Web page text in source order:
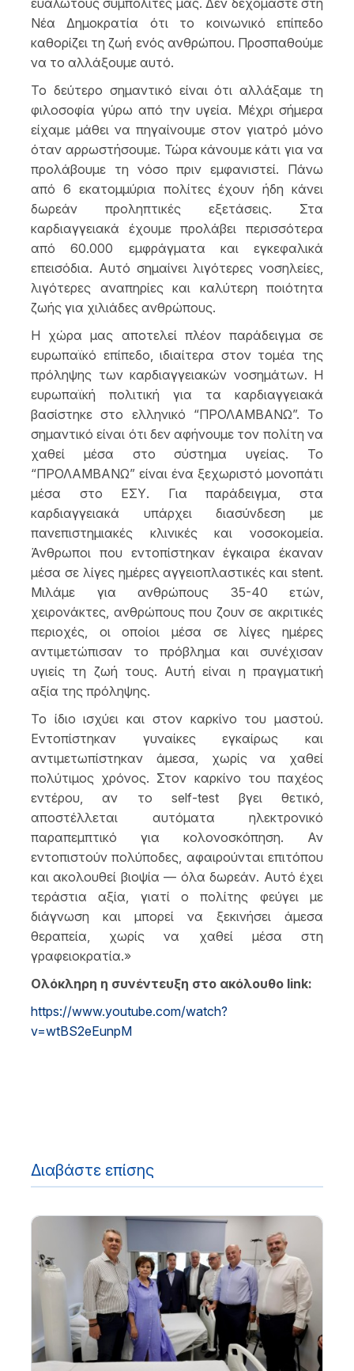
Νέα Δημοκρατία ότι το κοινωνικό επίπεδο
καθορίζει τη ζωή ενός ανθρώπου. Προσπαθούμε
να το αλλάξουμε αυτό.
Το δεύτερο σημαντικό είναι ότι αλλάξαμε τη
φιλοσοφία γύρω από την υγεία. Μέχρι σήμερα
είχαμε μάθει να πηγαίνουμε στον γιατρό μόνο
όταν αρρωστήσουμε. Τώρα κάνουμε κάτι για να
προλάβουμε τη νόσο πριν εμφανιστεί. Πάνω
από 6 εκατομμύρια πολίτες έχουν ήδη κάνει
δωρεάν προληπτικές εξετάσεις. Στα
καρδιαγγειακά έχουμε προλάβει περισσότερα
από 60.000 εμφράγματα και εγκεφαλικά
επεισόδια. Αυτό σημαίνει λιγότερες νοσηλείες,
λιγότερες αναπηρίες και καλύτερη ποιότητα
ζωής για χιλιάδες ανθρώπους.
Η χώρα μας αποτελεί πλέον παράδειγμα σε
ευρωπαϊκό επίπεδο, ιδιαίτερα στον τομέα της
πρόληψης των καρδιαγγειακών νοσημάτων. Η
ευρωπαϊκή πολιτική για τα καρδιαγγειακά
βασίστηκε στο ελληνικό “ΠΡΟΛΑΜΒΑΝΩ”. Το
σημαντικό είναι ότι δεν αφήνουμε τον πολίτη να
χαθεί μέσα στο σύστημα υγείας. Το
“ΠΡΟΛΑΜΒΑΝΩ” είναι ένα ξεχωριστό μονοπάτι
μέσα στο ΕΣΥ. Για παράδειγμα, στα
καρδιαγγειακά υπάρχει διασύνδεση με
πανεπιστημιακές κλινικές και νοσοκομεία.
Άνθρωποι που εντοπίστηκαν έγκαιρα έκαναν
μέσα σε λίγες ημέρες αγγειοπλαστικές και stent.
Μιλάμε για ανθρώπους 35-40 ετών,
χειρονάκτες, ανθρώπους που ζουν σε ακριτικές
περιοχές, οι οποίοι μέσα σε λίγες ημέρες
αντιμετώπισαν το πρόβλημα και συνέχισαν
υγιείς τη ζωή τους. Αυτή είναι η πραγματική
αξία της πρόληψης.
Το ίδιο ισχύει και στον καρκίνο του μαστού.
Εντοπίστηκαν γυναίκες εγκαίρως και
αντιμετωπίστηκαν άμεσα, χωρίς να χαθεί
πολύτιμος χρόνος. Στον καρκίνο του παχέος
εντέρου, αν το self-test βγει θετικό,
αποστέλλεται αυτόματα ηλεκτρονικό
παραπεμπτικό για κολονοσκόπηση. Αν
εντοπιστούν πολύποδες, αφαιρούνται επιτόπου
και ακολουθεί βιοψία — όλα δωρεάν. Αυτό έχει
τεράστια αξία, γιατί ο πολίτης φεύγει με
διάγνωση και μπορεί να ξεκινήσει άμεσα
θεραπεία, χωρίς να χαθεί μέσα στη
γραφειοκρατία.»
Ολόκληρη η συνέντευξη στο ακόλουθο link:
https://www.youtube.com/watch?
v=wtBS2eEunpM
Διαβάστε επίσης